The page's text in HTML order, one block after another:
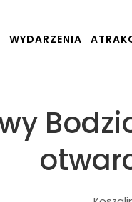
WYDARZENIA